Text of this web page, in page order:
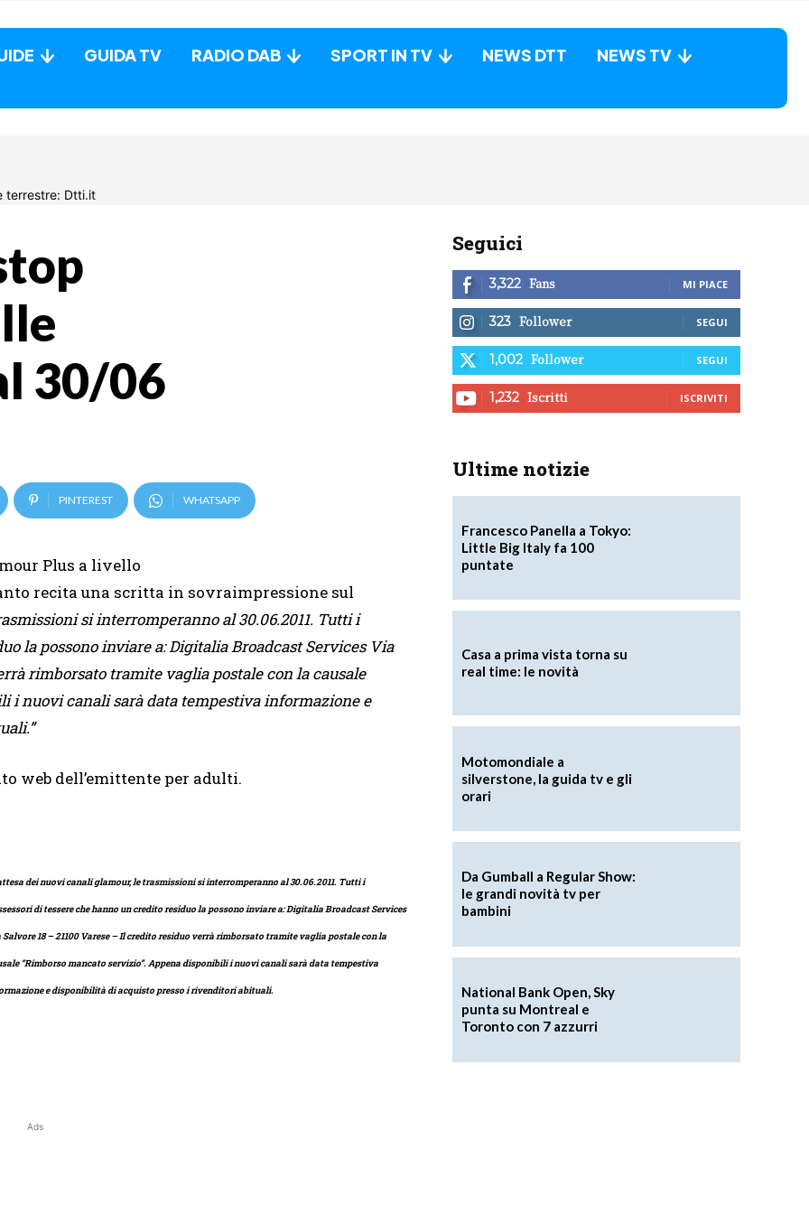
GUIDA TV RADIO DAB SPORT IN TV NEWS DTT
NEWS TV
30/06
PINTEREST WHATSAPP
Plus a livello
recita una scritta in sovraimpressione sul
si interromperanno al 30.06.2011. Tutti i
la possono inviare a: Digitalia Broadcast Services Via
rimborsato tramite vaglia postale con la causale
i nuovi canali sarà data tempestiva informazione e
web dell’emittente per adulti.
dei nuovi canali glamour, le trasmissioni si interromperanno al 30.06.2011. Tutti i
di tessere che hanno un credito residuo la possono inviare a: Digitalia Broadcast Services
Salvore 18 – 21100 Varese – Il credito residuo verrà rimborsato tramite vaglia postale con la
“Rimborso mancato servizio”. Appena disponibili i nuovi canali sarà data tempestiva
e disponibilità di acquisto presso i rivenditori abituali.
Ads
Seguici
3,322 Fans MI PIACE
323 Follower SEGUI
1,002 Follower SEGUI
1,232 Iscritti ISCRIVITI
Ultime notizie
Francesco Panella a Tokyo:
Little Big Italy fa 100
puntate
Casa a prima vista torna su
real time: le novità
Motomondiale a
silverstone, la guida tv e gli
orari
Da Gumball a Regular Show:
le grandi novità tv per
bambini
National Bank Open, Sky
punta su Montreal e
Toronto con 7 azzurri